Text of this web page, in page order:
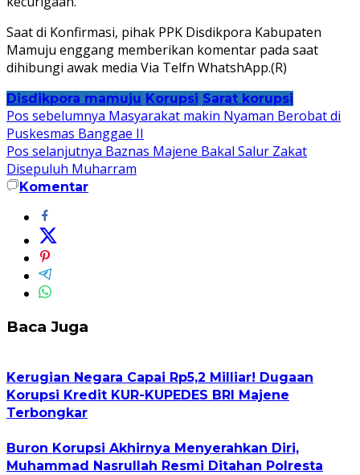
Saat di Konfirmasi, pihak PPK Disdikpora Kabupaten
Mamuju enggang memberikan komentar pada saat
dihibungi awak media Via Telfn WhatshApp.(R)
Disdikpora mamuju Korupsi Sarat korupsi
Navigasi
pos
Pos sebelumnya Masyarakat makin Nyaman Berobat di
Puskesmas Banggae II
Pos selanjutnya Baznas Majene Bakal Salur Zakat
Disepuluh Muharram
Komentar
Baca Juga
Kerugian Negara Capai Rp5,2 Milliar! Dugaan
Korupsi Kredit KUR-KUPEDES BRI Majene
Terbongkar
Buron Korupsi Akhirnya Menyerahkan Diri,
Muhammad Nasrullah Resmi Ditahan Polresta